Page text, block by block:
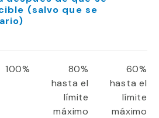
(salvo que se
100%
80%
hasta el
límite
máximo
60%
hasta el
límite
máximo